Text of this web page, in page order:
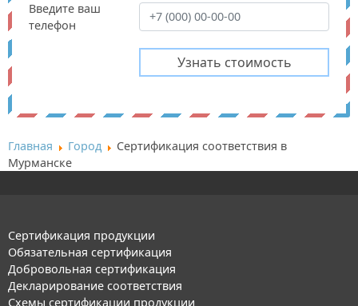
Введите ваш
телефон
Главная Город
Сертификация соответствия в
Мурманске
Сертификация продукции
Обязательная сертификация
Добровольная сертификация
Декларирование соответствия
Схемы сертификации продукции